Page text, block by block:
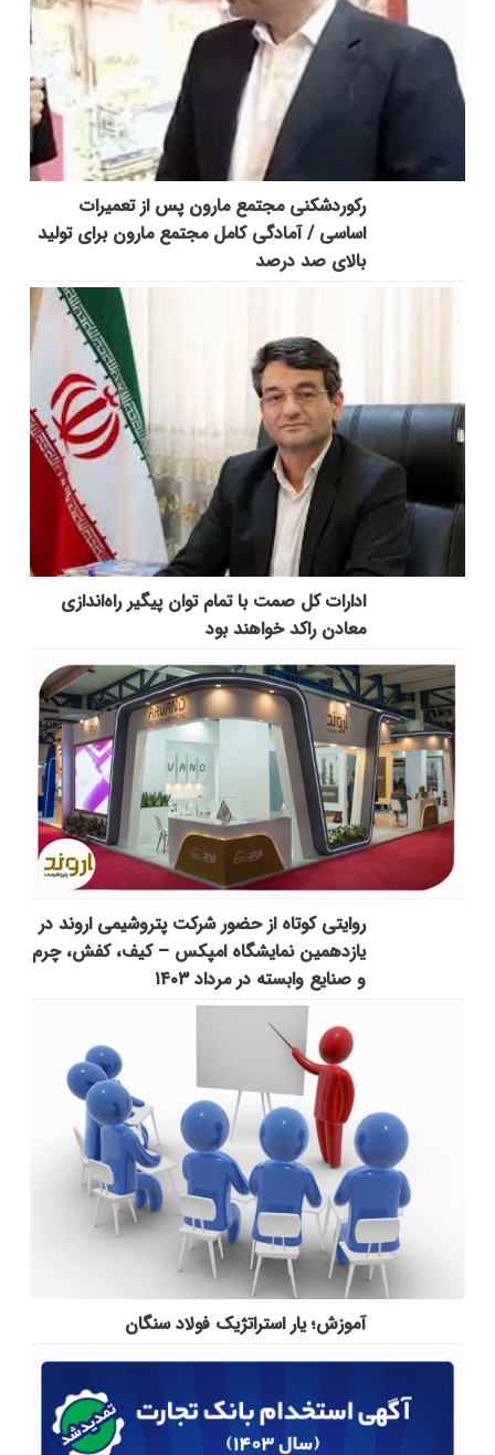
رکوردشکنی مجتمع مارون پس از تعمیرات
اساسی / آمادگی کامل مجتمع مارون برای تولید
بالای صد درصد
ادارات کل صمت با تمام توان پیگیر راه‌اندازی
معادن راکد خواهند بود
روایتی کوتاه از حضور شرکت پتروشیمی اروند در
یازدهمین نمایشگاه امپکس‌ – کیف، کفش، چرم
و صنایع وابسته در مرداد ۱۴۰۳
آموزش؛ یار استراتژیک فولاد سنگان